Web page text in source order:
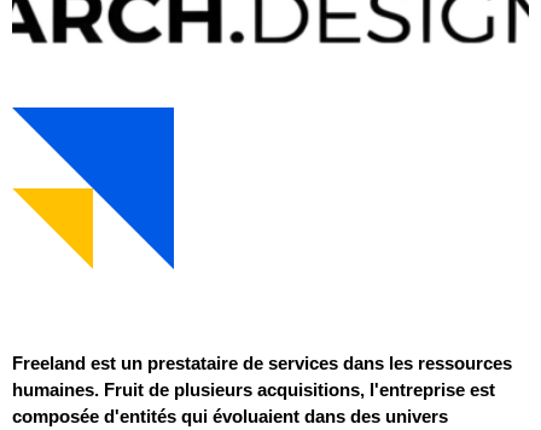
Freeland est un prestataire de services dans les ressources
humaines. Fruit de plusieurs acquisitions, l'entreprise est
composée d'entités qui évoluaient dans des univers